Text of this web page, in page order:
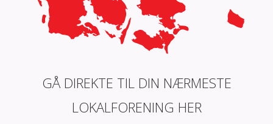
GÅ DIREKTE TIL DIN NÆRMESTE
LOKALFORENING HER